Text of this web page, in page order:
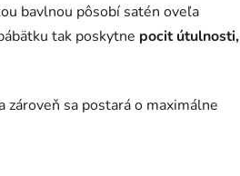
bavlnou pôsobí satén oveľa
tak poskytne pocit útulnosti,
sa postará o maximálne